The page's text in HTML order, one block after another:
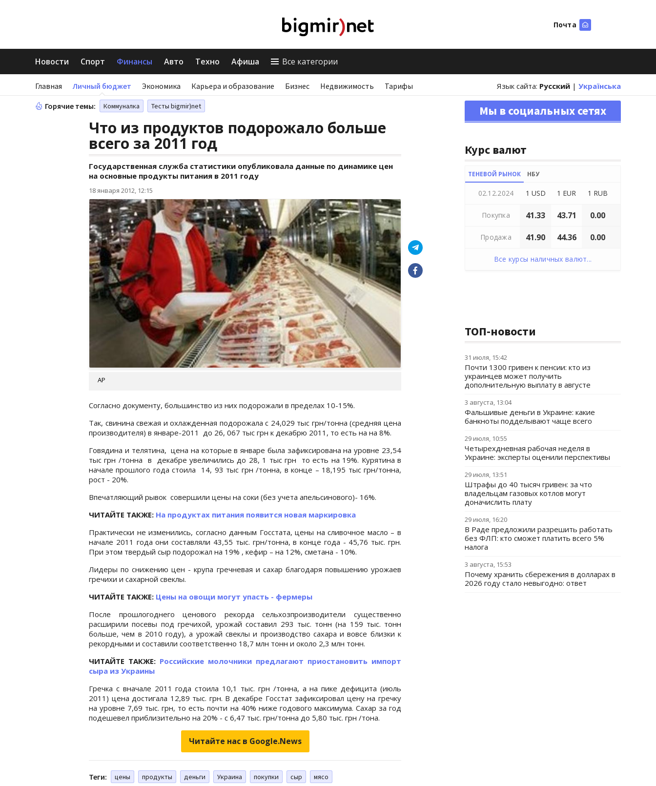
Почта
Новости Спорт Финансы Авто Техно Афиша Все категории
Главная Личный бюджет Экономика Карьера и образование Бизнес Недвижимость Тарифы Язык сайта: Русский | Українська
Горячие темы: Коммуналка Тесты bigmir)net
Что из продуктов подорожало больше
всего за 2011 год
Государственная служба статистики опубликовала данные по динамике цен
на основные продукты питания в 2011 году
18 января 2012, 12:15
АР
Согласно документу, большинство из них подорожали в пределах 10-15%.
Так, свинина свежая и охлажденная подорожала с 24,029 тыс грн/тонна (средняя цена
производителя) в январе-2011 до 26, 067 тыс грн к декабрю 2011, то есть на на 8%.
Говядина и телятина, цена на которые в январе была зафиксирована на уровне 23,54
тыс грн /тонна в декабре увеличились до 28, 1 тыс грн то есть на 19%. Курятина в
начале прошлого года стоила 14, 93 тыс грн /тонна, в конце – 18,195 тыс грн/тонна,
рост - 20%.
Впечатляющий рывок совершили цены на соки (без учета апельсинового)- 16%.
ЧИТАЙТЕ ТАКЖЕ: На продуктах питания появится новая маркировка
Практически не изменились, согласно данным Госстата, цены на сливочное масло – в
начале 2011 года они составляли 43,55 тыс. грн/тонна, в конце года - 45,76 тыс. грн.
При этом твердый сыр подорожал на 19% , кефир – на 12%, сметана - 10%.
Лидеры по снижению цен - крупа гречневая и сахар благодаря повышению урожаев
гречихи и сахарной свеклы.
ЧИТАЙТЕ ТАКЖЕ: Цены на овощи могут упасть - фермеры
После прошлогоднего ценового рекорда сельхозпроизводители существенно
расширили посевы под гречихой, урожай составил 293 тыс. тонн (на 159 тыс. тонн
больше, чем в 2010 году), а урожай свеклы и производство сахара и вовсе близки к
рекордными и составили соответственно 18,7 млн тонн и около 2,3 млн тонн.
ЧИТАЙТЕ ТАКЖЕ: Российские молочники предлагают приостановить импорт
сыра из Украины
Гречка с вначале 2011 года стоила 10,1 тыс. грн /тонна, а на пике дефицита (июль
2011) цена достигала 12,89 тыс. грн. В декабре Госстат зафиксировал цену на гречку
на уровне 7,69 тыс. грн, то есть почти на 40% ниже годового максимума. Сахар за год
подешевел приблизительно на 20% - с 6,47 тыс. грн/тонна до 5,80 тыс. грн /тона.
Читайте нас в Google.News
Теги: цены продукты деньги Украина покупки сыр мясо
Мы в социальных сетях
Курс валют
ТЕНЕВОЙ РЫНОК НБУ
02.12.2024 1 USD 1 EUR 1 RUB
Покупка 41.33 43.71 0.00
Продажа 41.90 44.36 0.00
Все курсы наличных валют...
ТОП-новости
31 июля, 15:42
Почти 1300 гривен к пенсии: кто из
украинцев может получить
дополнительную выплату в августе
3 августа, 13:04
Фальшивые деньги в Украине: какие
банкноты подделывают чаще всего
29 июля, 10:55
Четырехдневная рабочая неделя в
Украине: эксперты оценили перспективы
29 июля, 13:51
Штрафы до 40 тысяч гривен: за что
владельцам газовых котлов могут
доначислить плату
29 июля, 16:20
В Раде предложили разрешить работать
без ФЛП: кто сможет платить всего 5%
налога
3 августа, 15:53
Почему хранить сбережения в долларах в
2026 году стало невыгодно: ответ